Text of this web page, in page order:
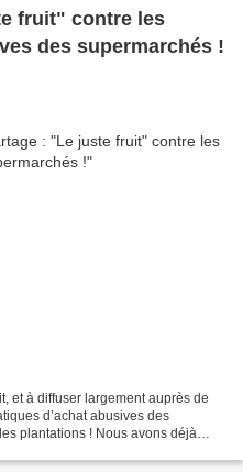
fruit" contre les
des supermarchés !
et à diffuser largement auprès de
d’achat abusives des
plantations ! Nous avons déjà